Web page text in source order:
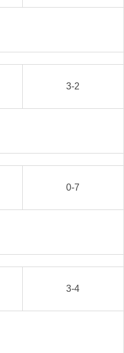
3-2
0-7
3-4